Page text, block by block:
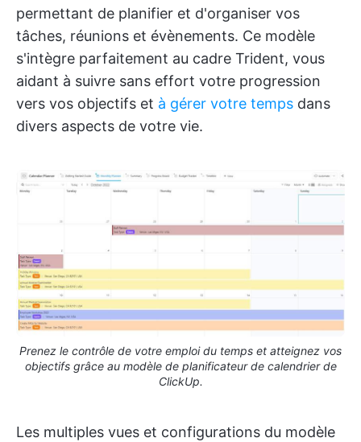
permettant de planifier et d'organiser vos
tâches, réunions et évènements. Ce modèle
s'intègre parfaitement au cadre Trident, vous
aidant à suivre sans effort votre progression
vers vos objectifs et à gérer votre temps dans
divers aspects de votre vie.
Prenez le contrôle de votre emploi du temps et atteignez vos
objectifs grâce au modèle de planificateur de calendrier de
ClickUp.
Les multiples vues et configurations du modèle